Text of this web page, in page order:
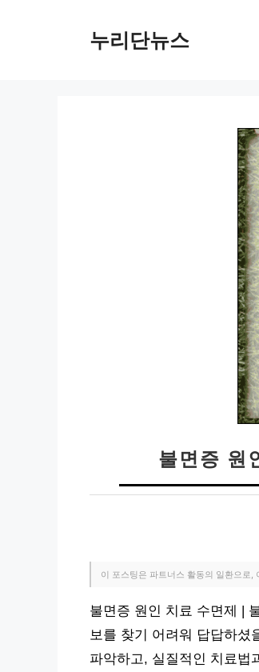
누리단뉴스
불면증 원
이 포스팅은 파트너스 활동의 일환으로,
불면증 원인 치료 수면제 |
보를 찾기 어려워 답답하셨
파악하고, 실질적인 치료법